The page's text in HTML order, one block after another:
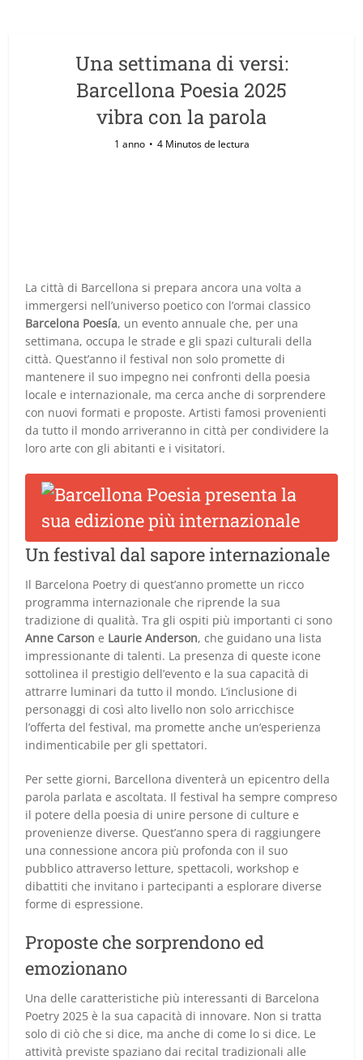
Una settimana di versi:
Barcellona Poesia 2025
vibra con la parola
1 anno 4 Minutos de lectura
La città di Barcellona si prepara ancora una volta a
immergersi nell’universo poetico con l’ormai classico
Barcelona Poesía, un evento annuale che, per una
settimana, occupa le strade e gli spazi culturali della
città. Quest’anno il festival non solo promette di
mantenere il suo impegno nei confronti della poesia
locale e internazionale, ma cerca anche di sorprendere
con nuovi formati e proposte. Artisti famosi provenienti
da tutto il mondo arriveranno in città per condividere la
loro arte con gli abitanti e i visitatori.
Un festival dal sapore internazionale
Il Barcelona Poetry di quest’anno promette un ricco
programma internazionale che riprende la sua
tradizione di qualità. Tra gli ospiti più importanti ci sono
Anne Carson e Laurie Anderson, che guidano una lista
impressionante di talenti. La presenza di queste icone
sottolinea il prestigio dell’evento e la sua capacità di
attrarre luminari da tutto il mondo. L’inclusione di
personaggi di così alto livello non solo arricchisce
l’offerta del festival, ma promette anche un’esperienza
indimenticabile per gli spettatori.
Per sette giorni, Barcellona diventerà un epicentro della
parola parlata e ascoltata. Il festival ha sempre compreso
il potere della poesia di unire persone di culture e
provenienze diverse. Quest’anno spera di raggiungere
una connessione ancora più profonda con il suo
pubblico attraverso letture, spettacoli, workshop e
dibattiti che invitano i partecipanti a esplorare diverse
forme di espressione.
Proposte che sorprendono ed
emozionano
Una delle caratteristiche più interessanti di Barcelona
Poetry 2025 è la sua capacità di innovare. Non si tratta
solo di ciò che si dice, ma anche di come lo si dice. Le
attività previste spaziano dai recital tradizionali alle